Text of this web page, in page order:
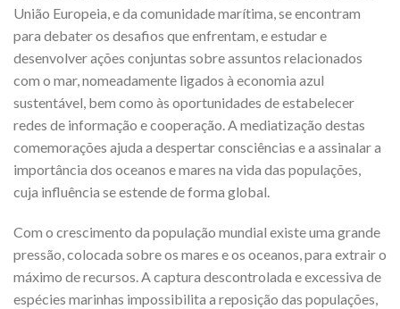
União Europeia, e da comunidade marítima, se encontram
para debater os desafios que enfrentam, e estudar e
desenvolver ações conjuntas sobre assuntos relacionados
com o mar, nomeadamente ligados à economia azul
sustentável, bem como às oportunidades de estabelecer
redes de informação e cooperação. A mediatização destas
comemorações ajuda a despertar consciências e a assinalar a
importância dos oceanos e mares na vida das populações,
cuja influência se estende de forma global.
Com o crescimento da população mundial existe uma grande
pressão, colocada sobre os mares e os oceanos, para extrair o
máximo de recursos. A captura descontrolada e excessiva de
espécies marinhas impossibilita a reposição das populações,